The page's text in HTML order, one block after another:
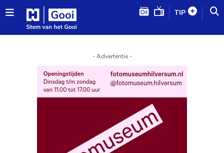
TIP
- Advertentie -